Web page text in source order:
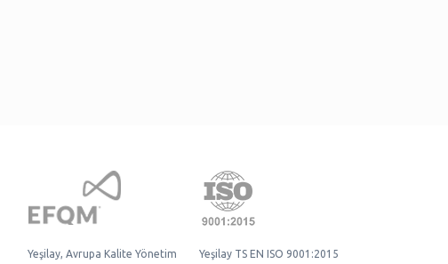
Yeşilay, Avrupa Kalite Yönetim
Yeşilay TS EN ISO 9001:2015